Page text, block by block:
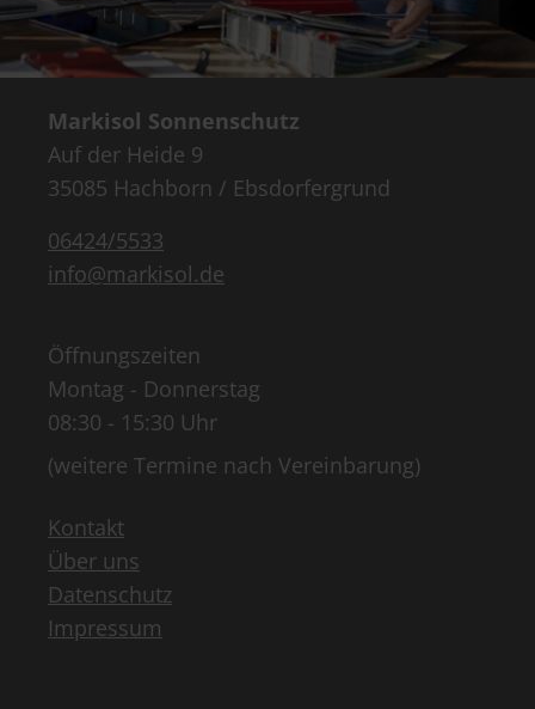
Markisol Sonnenschutz
Auf der Heide 9
35085 Hachborn / Ebsdorfergrund
06424/5533
info@markisol.de
Öffnungszeiten
Montag - Donnerstag
08:30 - 15:30 Uhr
(weitere Termine nach Vereinbarung)
Kontakt
Über uns
Datenschutz
Impressum